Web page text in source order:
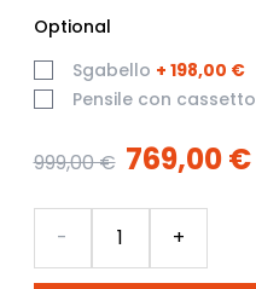
Optional
Sgabello + 198,00 €
Pensile con cassetto
999,00 € 769,00 €
- +